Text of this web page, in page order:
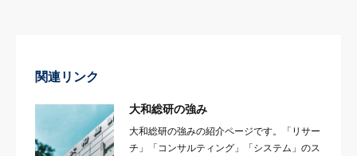
関連リンク
大和総研の強み
大和総研の強みの紹介ページです。「リサー
チ」「コンサルティング」「システム」のス